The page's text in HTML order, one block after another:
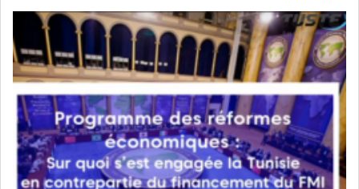
ÉCONOMIQUES
PRIVATISATION NOMINATION
ACTUALITÉS DES
SOCIÉTÉS
DEVISES
LOI DE FINANCE ENERGIE